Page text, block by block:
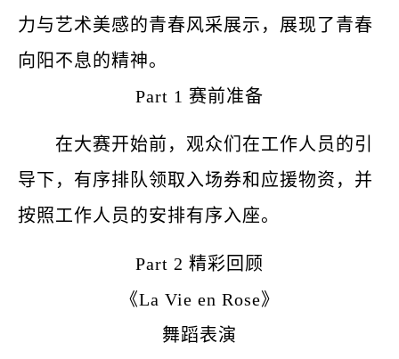
力与艺术美感的青春风采展示，展现了青春
向阳不息的精神。
Part 1 赛前准备
在大赛开始前，观众们在工作人员的引
导下，有序排队领取入场券和应援物资，并
按照工作人员的安排有序入座。
Part 2 精彩回顾
《La Vie en Rose》
舞蹈表演